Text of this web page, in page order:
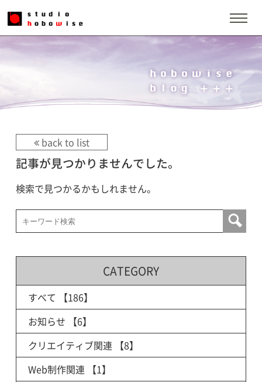
back to list
記事が見つかりませんでした。
検索で見つかるかもしれません。
検索:
CATEGORY
すべて 【186】
お知らせ 【6】
クリエイティブ関連 【8】
Web制作関連 【1】